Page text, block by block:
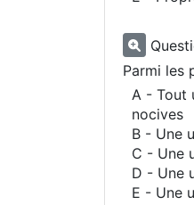
Parmi les
A - Tout
nocives
B - Une
C - Une
D - Une
E - Une